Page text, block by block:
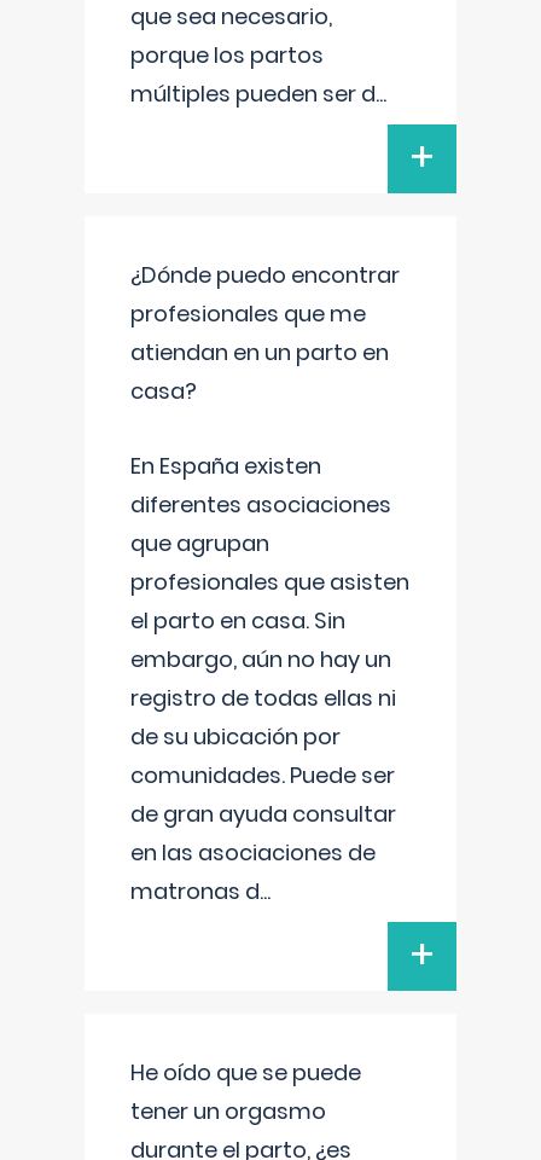
que sea necesario,
porque los partos
múltiples pueden ser d...
+
¿Dónde puedo encontrar
profesionales que me
atiendan en un parto en
casa?
En España existen
diferentes asociaciones
que agrupan
profesionales que asisten
el parto en casa. Sin
embargo, aún no hay un
registro de todas ellas ni
de su ubicación por
comunidades. Puede ser
de gran ayuda consultar
en las asociaciones de
matronas d...
+
He oído que se puede
tener un orgasmo
durante el parto, ¿es